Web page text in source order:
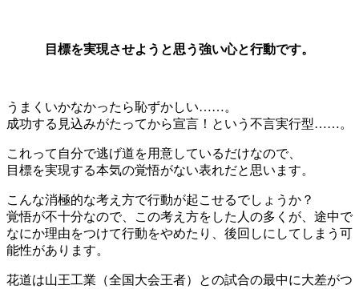
目標を実現させようと思う強い心と行動です。
うまくいかなかったら恥ずかしい……。
成功する見込みがたってから宣言！という不言実行型……。
これって自分で逃げ道を用意しているだけなので、
目標を実現する本気の覚悟がない表れだと思います。
こんな消極的な考え方で行動が起こせるでしょうか？
覚悟が不十分なので、この考え方をした人の多くが、途中で
なにか理由をつけて行動をやめたり、後回しにしてしまう可
能性があります。
花道は山王工業（全国大会王者）との試合の最中に大差がつ